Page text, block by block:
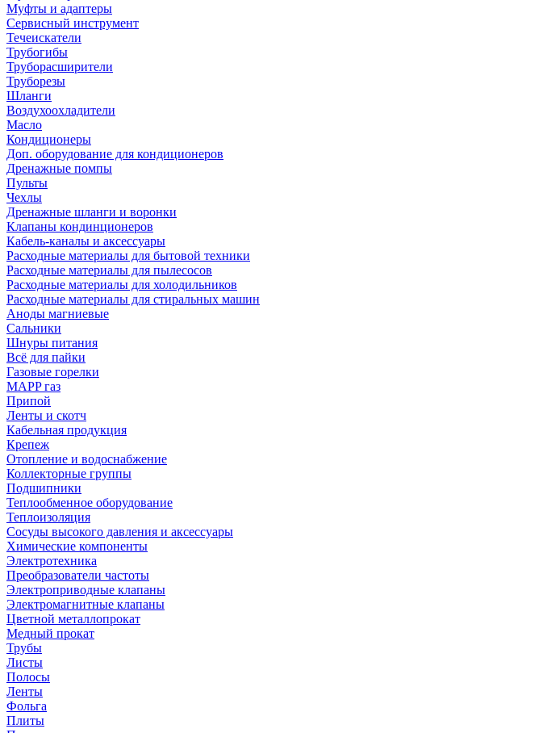
Муфты и адаптеры
Сервисный инструмент
Течеискатели
Трубогибы
Труборасширители
Труборезы
Шланги
Воздухоохладители
Масло
Кондиционеры
Доп. оборудование для кондиционеров
Дренажные помпы
Пульты
Чехлы
Дренажные шланги и воронки
Клапаны кондинционеров
Кабель-каналы и аксессуары
Расходные материалы для бытовой техники
Расходные материалы для пылесосов
Расходные материалы для холодильников
Расходные материалы для стиральных машин
Аноды магниевые
Сальники
Шнуры питания
Всё для пайки
Газовые горелки
MAPP газ
Припой
Ленты и скотч
Кабельная продукция
Крепеж
Отопление и водоснабжение
Коллекторные группы
Подшипники
Теплообменное оборудование
Теплоизоляция
Сосуды высокого давления и аксессуары
Химические компоненты
Электротехника
Преобразователи частоты
Электроприводные клапаны
Электромагнитные клапаны
Цветной металлопрокат
Медный прокат
Трубы
Листы
Полосы
Ленты
Фольга
Плиты